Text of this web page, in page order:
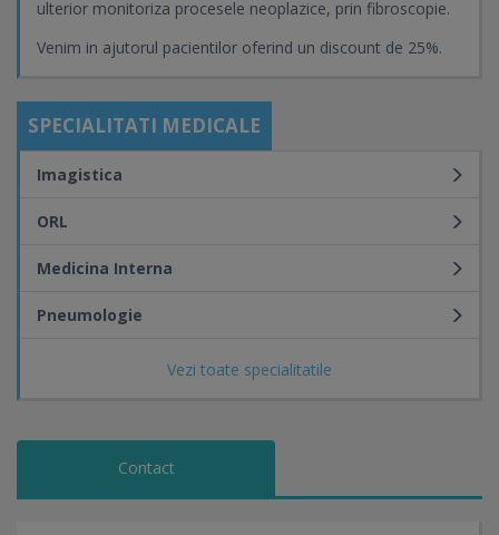
ulterior monitoriza procesele neoplazice, prin fibroscopie.
Venim in ajutorul pacientilor oferind un discount de 25%.
SPECIALITATI MEDICALE
Vezi toate specialitatile
Imagistica
ORL
Medicina Interna
Pneumologie
Contact